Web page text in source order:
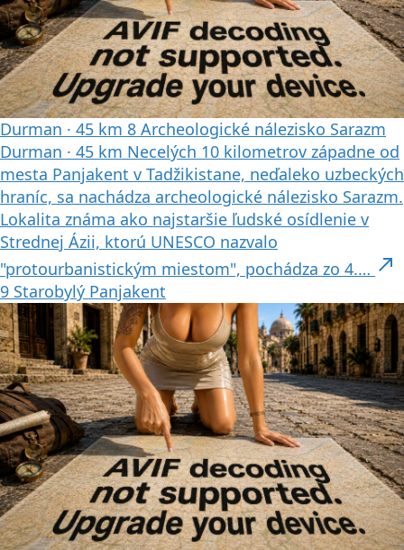
Durman · 45 km 8 Archeologické nálezisko Sarazm
Durman · 45 km Necelých 10 kilometrov západne od
mesta Panjakent v Tadžikistane, neďaleko uzbeckých
hraníc, sa nachádza archeologické nálezisko Sarazm.
Lokalita známa ako najstaršie ľudské osídlenie v
Strednej Ázii, ktorú UNESCO nazvalo
"protourbanistickým miestom", pochádza zo 4.… north_east
9 Starobylý Panjakent